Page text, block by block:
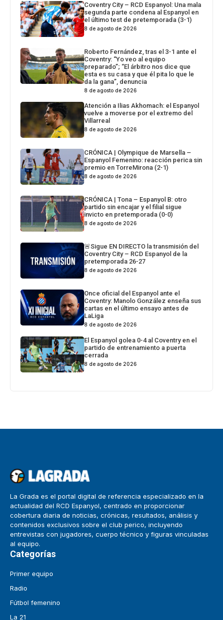
Coventry City – RCD Espanyol: Una mala
segunda parte condena al Espanyol en
el último test de pretemporada (3-1)
8 de agosto de 2026
Roberto Fernández, tras el 3-1 ante el
Coventry: “Yo veo al equipo
preparado”; “El árbitro nos dice que
esta es su casa y que él pita lo que le
da la gana”, denuncia
8 de agosto de 2026
Atención a Ilias Akhomach: el Espanyol
vuelve a moverse por el extremo del
Villarreal
8 de agosto de 2026
CRÓNICA | Olympique de Marsella –
Espanyol Femenino: reacción perica sin
premio en TorreMirona (2-1)
8 de agosto de 2026
CRÓNICA | Tona – Espanyol B: otro
partido sin encajar y el filial sigue
invicto en pretemporada (0-0)
8 de agosto de 2026
🚨Sigue EN DIRECTO la transmisión del
Coventry City – RCD Espanyol de la
pretemporada 26-27
8 de agosto de 2026
Once oficial del Espanyol ante el
Coventry: Manolo González enseña sus
cartas en el último ensayo antes de
LaLiga
8 de agosto de 2026
El Espanyol golea 0-4 al Coventry en el
partido de entrenamiento a puerta
cerrada
8 de agosto de 2026
La Grada es el portal digital de referencia especializado en la
actualidad del RCD Espanyol, centrado en proporcionar
cobertura diaria de noticias, crónicas, resultados, análisis y
contenidos exclusivos sobre el club perico, incluyendo
entrevistas con jugadores, cuerpo técnico y figuras vinculadas
al equipo.
Categorías
Primer equipo
Radio
Fútbol femenino
La 21